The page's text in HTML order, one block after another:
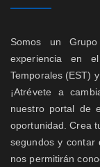
Somos un
experiencia en
Temporales (EST)
¡Atrévete a
nuestro portal de
oportunidad. Crea
segundos y contar
nos permitirán